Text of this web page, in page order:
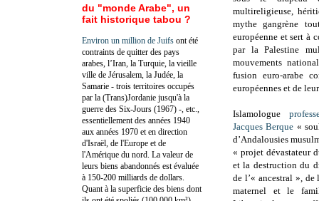
multireligieuse,
mythe gangrène
européenne et sert à
par la Palestine
mouvements
fusion euro-arabe
européennes et de
Islamologue
Jacques Berque «
d’Andalousies
« projet dévastateur
et la destruction du
de l’« ancestral »,
maternel et le
du "monde Arabe", un
fait historique tabou ?
Environ un million de Juifs ont été
contraints de quitter des pays
arabes, l’Iran, la Turquie, la vieille
ville de Jérusalem, la Judée, la
Samarie - trois territoires occupés
par la (Trans)Jordanie jusqu'à la
guerre des Six-Jours (1967) -, etc.,
essentiellement des années 1940
aux années 1970 et en direction
d'Israël, de l'Europe et de
l'Amérique du nord. La valeur de
leurs biens abandonnés est évaluée
à 150-200 milliards de dollars.
Quant à la superficie des biens dont